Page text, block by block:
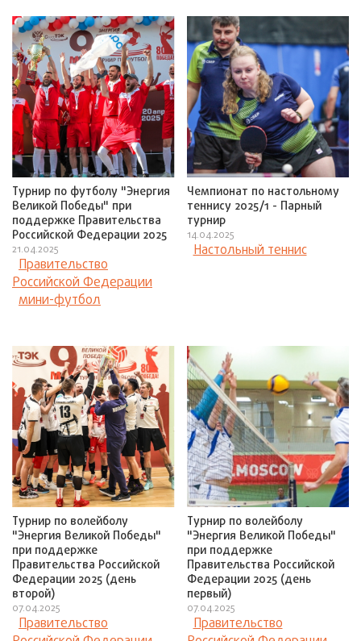
Турнир по футболу "Энергия
Великой Победы" при
поддержке Правительства
Российской Федерации 2025
21.04.2025
Правительство
Российской Федерации
мини-футбол
Чемпионат по настольному
теннису 2025/1 - Парный
турнир
14.04.2025
Настольный теннис
Турнир по волейболу
"Энергия Великой Победы"
при поддержке
Правительства Российской
Федерации 2025 (день
второй)
07.04.2025
Правительство
Турнир по волейболу
"Энергия Великой Победы"
при поддержке
Правительства Российской
Федерации 2025 (день
первый)
07.04.2025
Правительство